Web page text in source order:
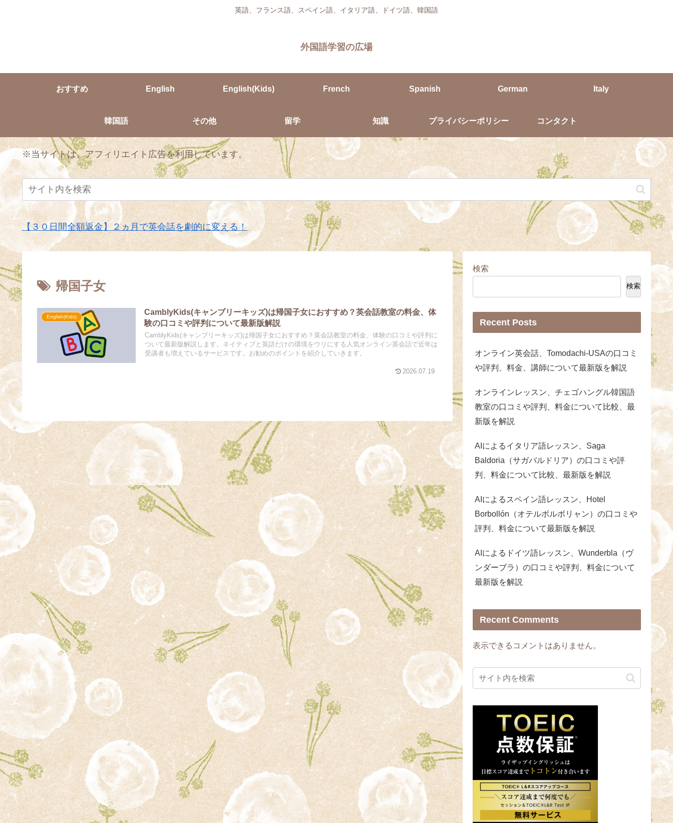
英語、フランス語、スペイン語、イタリア語、ドイツ語、韓国語
外国語学習の広場
おすすめ English English(Kids) French Spanish German Italy
韓国語 その他 留学 知識 プライバシーポリシー コンタクト
※当サイトは、アフィリエイト広告を利用しています。
【３０日間全額返金】２ヵ月で英会話を劇的に変える！
帰国子女
English(Kids)
CamblyKids(キャンブリーキッズ)は帰国子女におすすめ？英会話教室の料金、体
験の口コミや評判について最新版解説
CamblyKids(キャンブリーキッズ)は帰国子女におすすめ？英会話教室の料金、体験の口コミや評判に
ついて最新版解説します。ネイティブと英語だけの環境をウリにする人気オンライン英会話で近年は
受講者も増えているサービスです。お勧めのポイントを紹介していきます。
2026.07.19
検索
検索
Recent Posts
オンライン英会話、Tomodachi-USAの口コミ
や評判、料金、講師について最新版を解説
オンラインレッスン、チェゴハングル韓国語
教室の口コミや評判、料金について比較、最
新版を解説
AIによるイタリア語レッスン、Saga
Baldoria（サガバルドリア）の口コミや評
判、料金について比較、最新版を解説
AIによるスペイン語レッスン、Hotel
Borbollón（オテルボルボリャン）の口コミや
評判、料金について最新版を解説
AIによるドイツ語レッスン、Wunderbla（ヴ
ンダーブラ）の口コミや評判、料金について
最新版を解説
Recent Comments
表示できるコメントはありません。